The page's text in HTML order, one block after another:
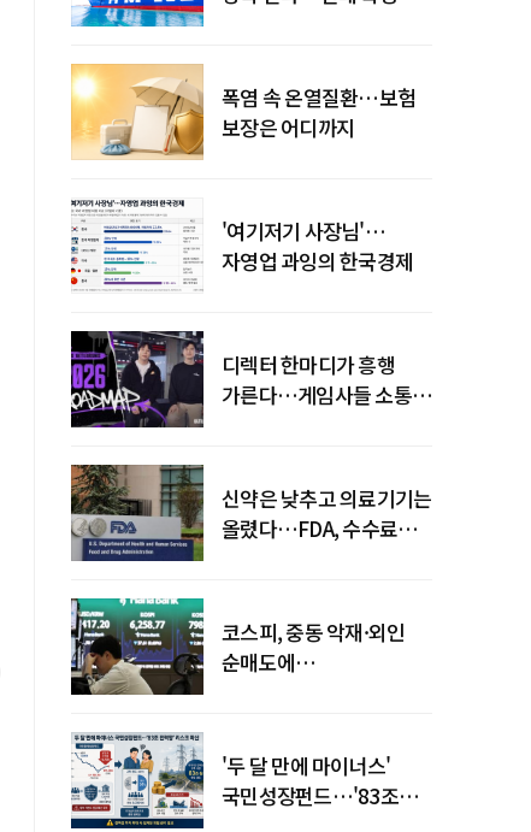
폭염 속 온열질환…보험
보장은 어디까지
'여기저기 사장님'…
자영업 과잉의 한국경제
디렉터 한마디가 흥행
가른다…게임사들 소통
신약은 낮추고 의료기기는
올렸다…FDA, 수수료
코스피, 중동 악재·외인
순매도에
'두 달 만에 마이너스'
국민성장펀드…'83조